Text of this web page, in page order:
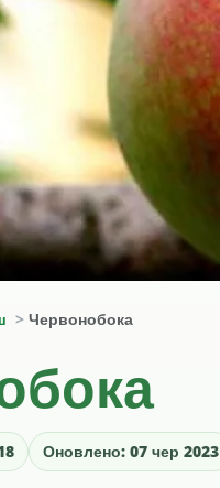
Червонобока
Оновлено: 07 чер 2023